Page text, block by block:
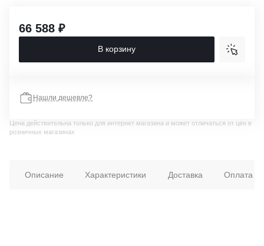
66 588 ₽
В корзину
Нашли дешевле?
Цена действительна только для интернет магазина и может отличаться от цен в
розничных магазинах
Описание Характеристики Доставка Оплата